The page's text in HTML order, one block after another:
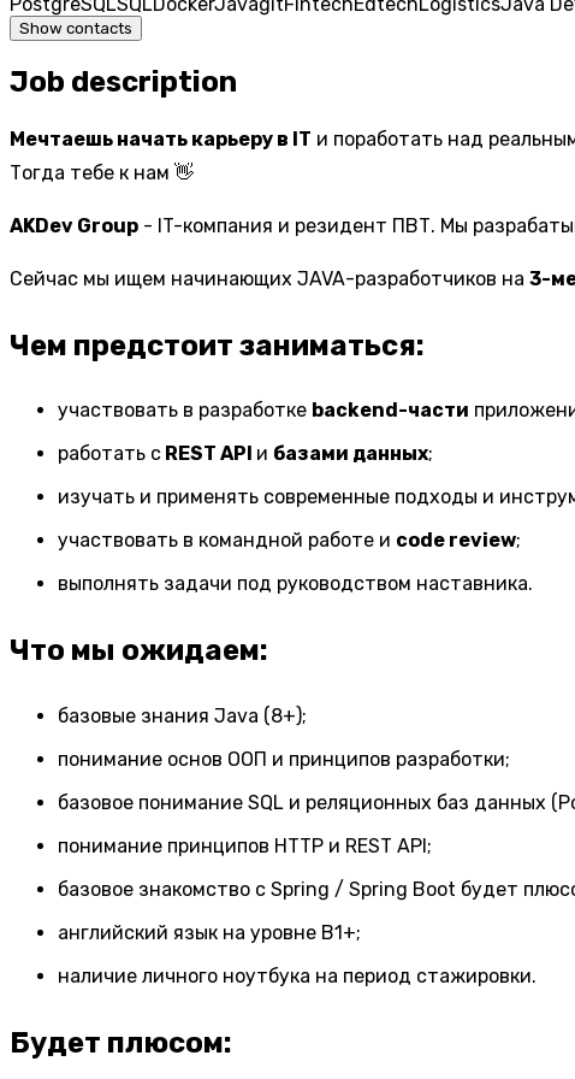
Show contacts
Job description
Мечтаешь начать карьеру в IT и поработать над
Тогда тебе к нам 👋
AKDev Group - IT-компания и резидент ПВТ. Мы
Сейчас мы ищем начинающих JAVA-разработчиков на 3-
Чем предстоит заниматься:
участвовать в разработке backend-части
работать с REST API и базами данных;
изучать и применять современные подходы и
участвовать в командной работе и code review;
выполнять задачи под руководством наставника.
Что мы ожидаем:
базовые знания Java (8+);
понимание основ ООП и принципов разработки;
базовое понимание SQL и реляционных баз данных
понимание принципов HTTP и REST API;
базовое знакомство с Spring / Spring Boot будет
английский язык на уровне B1+;
наличие личного ноутбука на период стажировки.
Будет плюсом: